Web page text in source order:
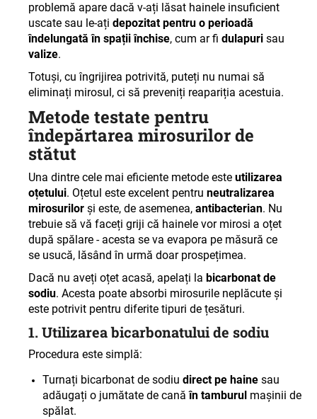
problemă apare dacă v-ați lăsat hainele insuficient
uscate sau le-ați depozitat pentru o perioadă
îndelungată în spații închise, cum ar fi dulapuri sau
valize.
Totuși, cu îngrijirea potrivită, puteți nu numai să
eliminați mirosul, ci să preveniți reapariția acestuia.
Metode testate pentru
îndepărtarea mirosurilor de
stătut
Una dintre cele mai eficiente metode este utilizarea
oțetului. Oțetul este excelent pentru neutralizarea
mirosurilor și este, de asemenea, antibacterian. Nu
trebuie să vă faceți griji că hainele vor mirosi a oțet
după spălare - acesta se va evapora pe măsură ce
se usucă, lăsând în urmă doar prospețimea.
Dacă nu aveți oțet acasă, apelați la bicarbonat de
sodiu. Acesta poate absorbi mirosurile neplăcute și
este potrivit pentru diferite tipuri de țesături.
1. Utilizarea bicarbonatului de sodiu
Procedura este simplă:
Turnați bicarbonat de sodiu direct pe haine sau
adăugați o jumătate de canăîn tamburul mașinii de
spălat.